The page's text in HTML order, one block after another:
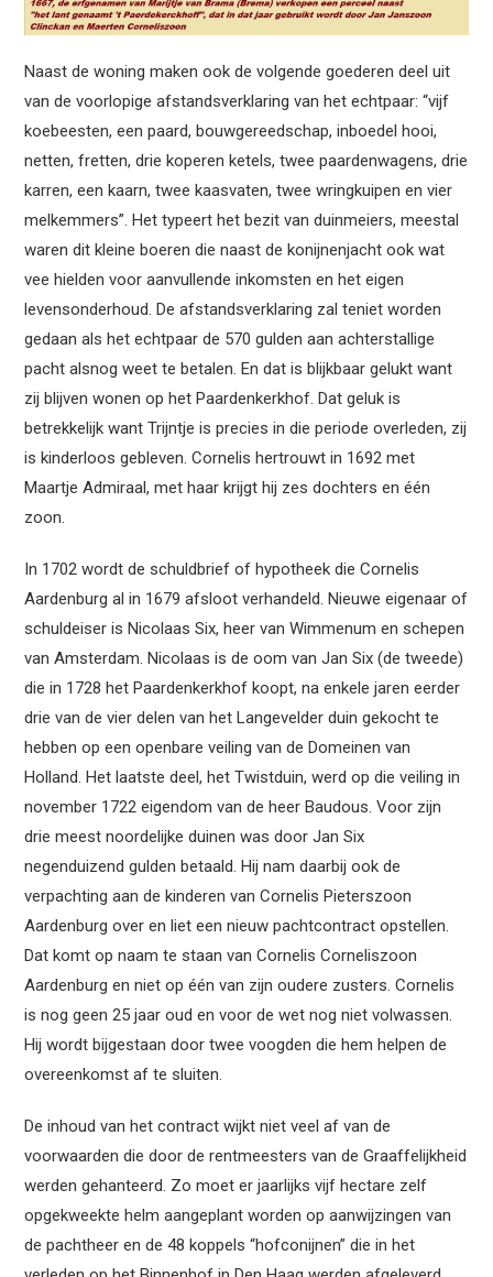
Naast de woning maken ook de volgende goederen deel uit
van de voorlopige afstandsverklaring van het echtpaar: “vijf
koebeesten, een paard, bouwgereedschap, inboedel hooi,
netten, fretten, drie koperen ketels, twee paardenwagens, drie
karren, een kaarn, twee kaasvaten, twee wringkuipen en vier
melkemmers”. Het typeert het bezit van duinmeiers, meestal
waren dit kleine boeren die naast de konijnenjacht ook wat
vee hielden voor aanvullende inkomsten en het eigen
levensonderhoud. De afstandsverklaring zal teniet worden
gedaan als het echtpaar de 570 gulden aan achterstallige
pacht alsnog weet te betalen. En dat is blijkbaar gelukt want
zij blijven wonen op het Paardenkerkhof. Dat geluk is
betrekkelijk want Trijntje is precies in die periode overleden, zij
is kinderloos gebleven. Cornelis hertrouwt in 1692 met
Maartje Admiraal, met haar krijgt hij zes dochters en één
zoon.
In 1702 wordt de schuldbrief of hypotheek die Cornelis
Aardenburg al in 1679 afsloot verhandeld. Nieuwe eigenaar of
schuldeiser is Nicolaas Six, heer van Wimmenum en schepen
van Amsterdam. Nicolaas is de oom van Jan Six (de tweede)
die in 1728 het Paardenkerkhof koopt, na enkele jaren eerder
drie van de vier delen van het Langevelder duin gekocht te
hebben op een openbare veiling van de Domeinen van
Holland. Het laatste deel, het Twistduin, werd op die veiling in
november 1722 eigendom van de heer Baudous. Voor zijn
drie meest noordelijke duinen was door Jan Six
negenduizend gulden betaald. Hij nam daarbij ook de
verpachting aan de kinderen van Cornelis Pieterszoon
Aardenburg over en liet een nieuw pachtcontract opstellen.
Dat komt op naam te staan van Cornelis Corneliszoon
Aardenburg en niet op één van zijn oudere zusters. Cornelis
is nog geen 25 jaar oud en voor de wet nog niet volwassen.
Hij wordt bijgestaan door twee voogden die hem helpen de
overeenkomst af te sluiten.
De inhoud van het contract wijkt niet veel af van de
voorwaarden die door de rentmeesters van de Graaffelijkheid
werden gehanteerd. Zo moet er jaarlijks vijf hectare zelf
opgekweekte helm aangeplant worden op aanwijzingen van
de pachtheer en de 48 koppels “hofconijnen” die in het